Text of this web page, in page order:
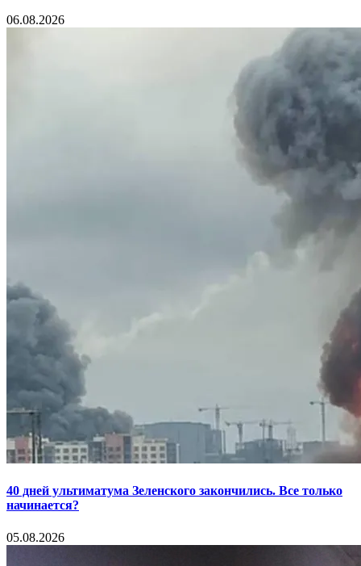
06.08.2026
40 дней ультиматума Зеленского закончились. Все только
начинается?
05.08.2026